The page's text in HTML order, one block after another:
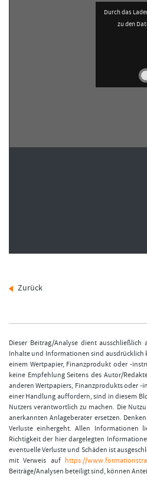
Durch das
zu den
Zurück
Dieser Beitrag/Analyse dient
Inhalte und Informationen sind ausdrücklich
einem Wertpapier, Finanzprodukt oder -
keine Empfehlung Seitens des Autor/
anderen Wertpapiers, Finanzprodukts oder -
einer Handlung auffordern, sind in diesem
Nutzers verantwortlich zu machen. Die
anerkannten Anlageberater ersetzen.
Verluste einhergeht. Allen Informationen
Richtigkeit der hier dargelegten
eventuelle Verluste und Schäden ist
mit Verweis auf https://
Beiträge/Analysen beteiligt sind, können